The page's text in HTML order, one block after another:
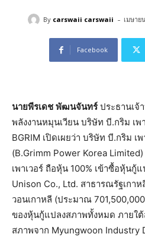
By carswaii carswaii - เมษาย
Facebook
นายพีรเดช พัฒนจันทร์ประธานเจ้
พลังงานหมุนเวียน บริษัท บี.กริม เพ
BGRIM เปิดเผยว่า บริษัท บี.กริม เ
(B.Grimm Power Korea
เพาเวอร์ ถือหุ้น 100% เข้าซื้อหุ้นกู้
Unison Co., Ltd. สาธารณรัฐเกา
วอนเกาหลี (ประมาณ
ของหุ้นกู้แปลงสภาพทั้งหมด ภาย
สภาพจาก Myungwoon Industry